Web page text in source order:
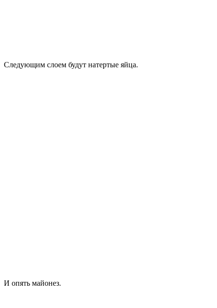
Следующим слоем будут натертые яйца.
И опять майонез.